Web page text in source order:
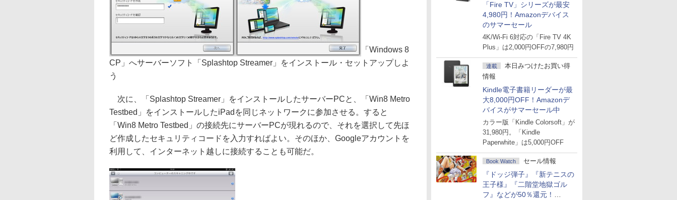
「Fire TV」シリーズが最安
4,980円！Amazonデバイス
のサマーセール
4K/Wi-Fi 6対応の「Fire TV 4K
Plus」は2,000円OFFの7,980円
連載
本日みつけたお買い得
情報
Kindle電子書籍リーダーが最
大8,000円OFF！Amazonデ
バイスがサマーセール中
カラー版「Kindle Colorsoft」が
31,980円。「Kindle
Paperwhite」は5,000円OFF
Book Watch セール情報
『ドッジ弾子』『新テニスの
王子様』『二階堂地獄ゴル
フ』などが50％還元！
「Windows 8
CP」へサーバーソフト「Splashtop Streamer」をインストール・セットアップしよ
う
次に、「Splashtop Streamer」をインストールしたサーバーPCと、「Win8 Metro
Testbed」をインストールしたiPadを同じネットワークに参加させる。すると
「Win8 Metro Testbed」の接続先にサーバーPCが現れるので、それを選択して先ほ
ど作成したセキュリティコードを入力すればよい。そのほか、Googleアカウントを
利用して、インターネット越しに接続することも可能だ。